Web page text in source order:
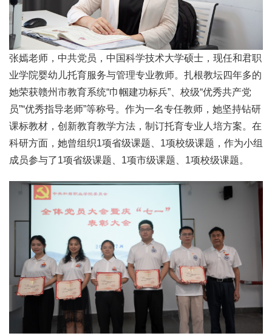
张嫣老师，中共党员，中国科学技术大学硕士，现任和君职
业学院婴幼儿托育服务与管理专业教师。扎根教坛四年多的
她荣获赣州市教育系统“巾帼建功标兵”、校级“优秀共产党
员”“优秀指导老师”等称号。作为一名专任教师，她坚持钻研
课标教材，创新教育教学方法，制订托育专业人培方案。在
科研方面，她曾组织1项省级课题、1项校级课题，作为小组
成员参与了1项省级课题、1项市级课题、1项校级课题。